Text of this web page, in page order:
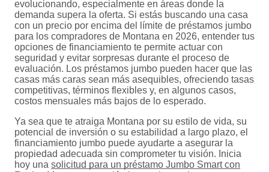
evolucionando, especialmente en áreas donde la
demanda supera la oferta. Si estás buscando una casa
con un precio por encima del límite de préstamos jumbo
para los compradores de Montana en 2026, entender tus
opciones de financiamiento te permite actuar con
seguridad y evitar sorpresas durante el proceso de
evaluación. Los préstamos jumbo pueden hacer que las
casas más caras sean más asequibles, ofreciendo tasas
competitivas, términos flexibles y, en algunos casos,
costos mensuales más bajos de lo esperado.
Ya sea que te atraiga Montana por su estilo de vida, su
potencial de inversión o su estabilidad a largo plazo, el
financiamiento jumbo puede ayudarte a asegurar la
propiedad adecuada sin comprometer tu visión. Inicia
hoy una solicitud para un préstamo Jumbo Smart con